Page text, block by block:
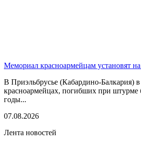
Мемориал красноармейцам установят
В Приэльбрусье (Кабардино-Балкария)
красноармейцах, погибших при
годы...
07.08.2026
Лента новостей